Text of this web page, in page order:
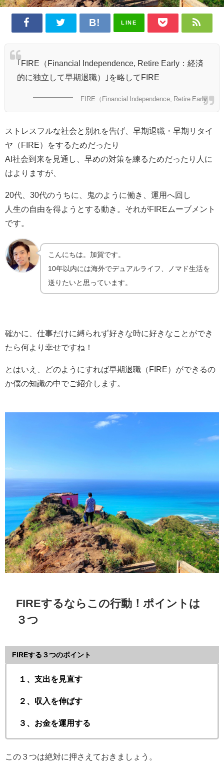
LINE
｢FIRE（Financial Independence, Retire Early：経済
的に独立して早期退職）｣を略してFIRE
FIRE（Financial Independence, Retire Early
ストレスフルな社会と別れを告げ、早期退職・早期リタイ
ヤ（FIRE）をするためだったり
AI社会到来を見通し、早めの対策を練るためだったり人に
はよりますが、
20代、30代のうちに、鬼のように働き、運用へ回し
人生の自由を得ようとする動き。それがFIREムーブメント
です。
こんにちは。加賀です。
10年以内には海外でデュアルライフ、ノマド生活を
送りたいと思っています。
確かに、仕事だけに縛られず好きな時に好きなことができ
たら何より幸せですね！
とはいえ、どのようにすれば早期退職（FIRE）ができるの
か僕の知識の中でご紹介します。
FIREするならこの行動！ポイントは
３つ
FIREする３つのポイント
１、支出を見直す
２、収入を伸ばす
３、お金を運用する
この３つは絶対に押さえておきましょう。